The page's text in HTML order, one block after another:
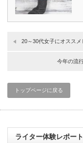
20～30代女子にオスス
今年の流
トップページに戻る
ライター体験レポート